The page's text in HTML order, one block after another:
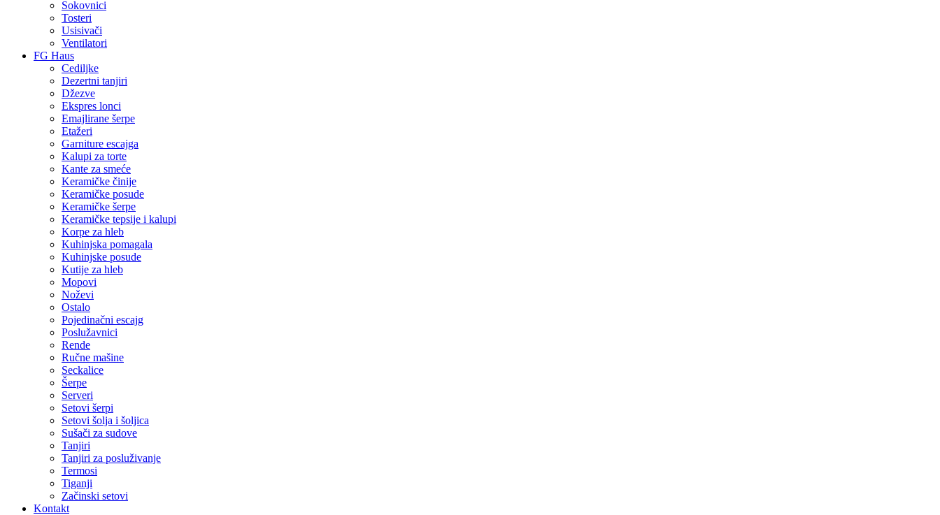
Sokovnici
Tosteri
Usisivači
Ventilatori
FG Haus
Cediljke
Dezertni tanjiri
Džezve
Ekspres lonci
Emajlirane šerpe
Etažeri
Garniture escajga
Kalupi za torte
Kante za smeće
Keramičke činije
Keramičke posude
Keramičke šerpe
Keramičke tepsije i kalupi
Korpe za hleb
Kuhinjska pomagala
Kuhinjske posude
Kutije za hleb
Mopovi
Noževi
Ostalo
Pojedinačni escajg
Poslužavnici
Rende
Ručne mašine
Seckalice
Šerpe
Serveri
Setovi šerpi
Setovi šolja i šoljica
Sušači za sudove
Tanjiri
Tanjiri za posluživanje
Termosi
Tiganji
Začinski setovi
Kontakt